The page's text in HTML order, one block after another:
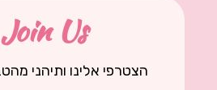
Join Us
הצטרפי אלינו ותיהני